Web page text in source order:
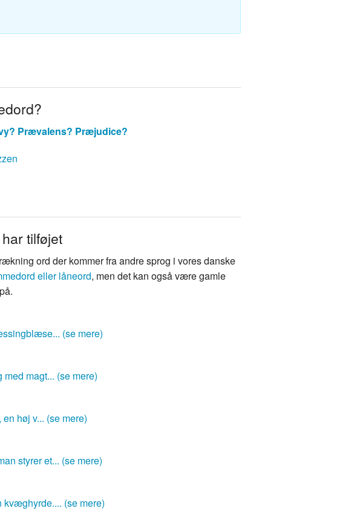
Prævalens? Præjudice?
tilføjet
ord der kommer fra andre sprog i vores danske
eller låneord, men det kan også være gamle
(se mere)
magt... (se mere)
høj v... (se mere)
styrer et... (se mere)
(se mere)